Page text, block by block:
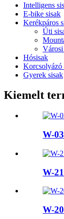
Intelligens
E-bike sisak
Kerékpáros
Úti
Városi
Hósisak
Korcsolyázó
Gyerek sisak
Kiemelt
W-
W-
W-